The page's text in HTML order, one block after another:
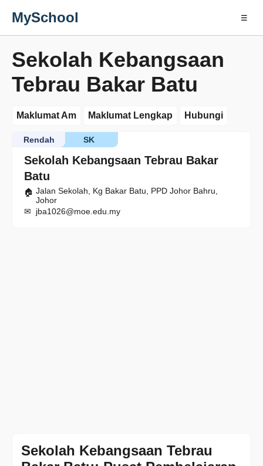
MySchool ☰
Sekolah Kebangsaan
Tebrau Bakar Batu
Maklumat Am Maklumat Lengkap Hubungi
Sekolah Kebangsaan Tebrau Bakar
Batu
SK
Rendah
Jalan Sekolah, Kg Bakar Batu, PPD Johor Bahru,
Johor
jba1026@moe.edu.my
Sekolah Kebangsaan Tebrau